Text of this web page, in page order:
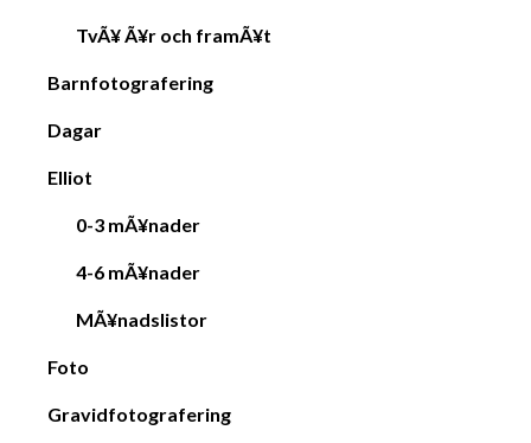
TvÃ¥ Ã¥r och framÃ¥t
Barnfotografering
Dagar
Elliot
0-3 mÃ¥nader
4-6 mÃ¥nader
MÃ¥nadslistor
Foto
Gravidfotografering